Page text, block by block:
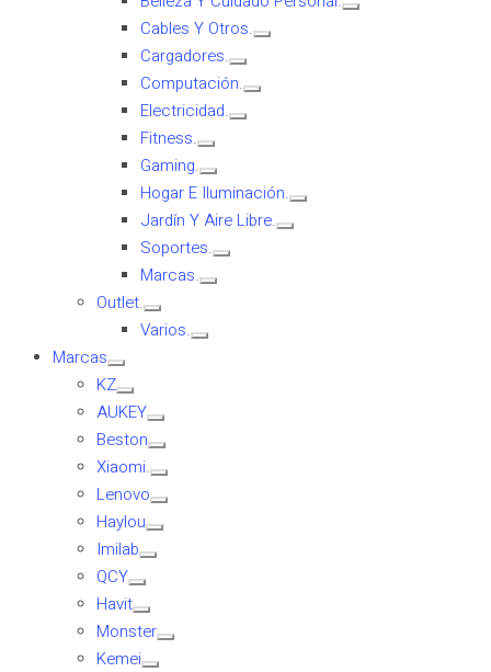
Cables Y Otros.
Cargadores.
Computación.
Electricidad.
Fitness.
Gaming.
Hogar E Iluminación.
Jardín Y Aire Libre.
Soportes.
Marcas.
Outlet.
Varios.
Marcas
KZ
AUKEY
Beston
Xiaomi.
Lenovo
Haylou
Imilab
QCY
Havit
Monster
Kemei